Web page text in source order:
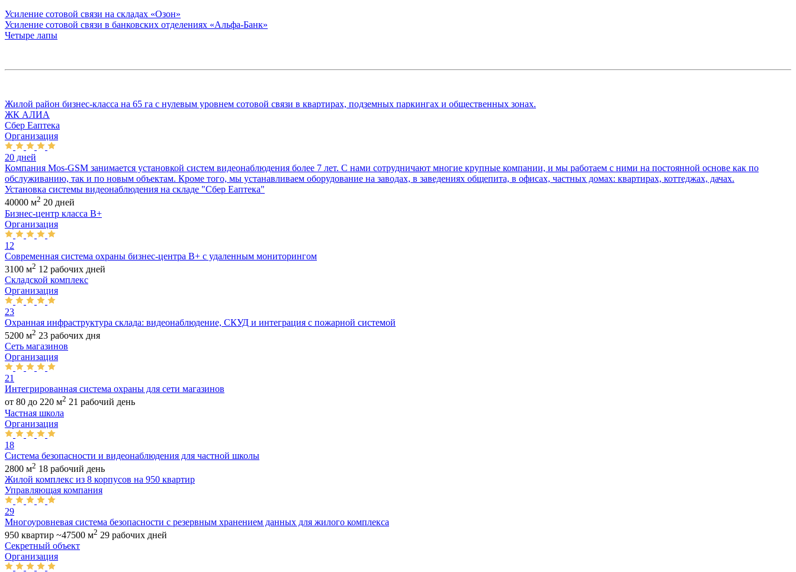
Усиление сотовой связи на складах «Озон»
Усиление сотовой связи в банковских отделениях «Альфа-Банк»
Четыре лапы
Жилой район бизнес-класса на 65 га с нулевым уровнем сотовой связи в квартирах, подземных паркингах и общественных зонах.
ЖК АЛИА
Сбер Eaптека
Организация
20 дней
Компания Mos-GSM занимается установкой систем видеонаблюдения более 7 лет. С нами сотрудничают многие крупные компании, и мы работаем с ними на постоянной основе как по
обслуживанию, так и по новым объектам. Кроме того, мы устанавливаем оборудование на заводах, в заведениях общепита, в офисах, частных домах: квартирах, коттеджах, дачах.
Установка системы видеонаблюдения на складе "Сбер Eaптека"
40000 м2 20 дней
Бизнес-центр класса B+
Организация
12
Современная система охраны бизнес-центра B+ с удаленным мониторингом
3100 м2 12 рабочих дней
Складской комплекс
Организация
23
Охранная инфраструктура склада: видеонаблюдение, СКУД и интеграция с пожарной системой
5200 м2 23 рабочих дня
Сеть магазинов
Организация
21
Интегрированная система охраны для сети магазинов
от 80 до 220 м2 21 рабочий день
Частная школа
Организация
18
Система безопасности и видеонаблюдения для частной школы
2800 м2 18 рабочий день
Жилой комплекс из 8 корпусов на 950 квартир
Управляющая компания
29
Многоуровневая система безопасности с резервным хранением данных для жилого комплекса
950 квартир ~47500 м2 29 рабочих дней
Секретный объект
Организация